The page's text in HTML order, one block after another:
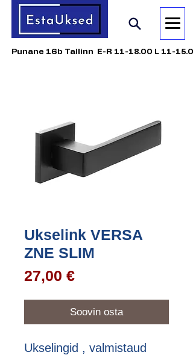
Punane 16b Tallinn E-R 11-18.00 L 11-
Ukselink VERSA
ZNE SLIM
27,00 €Price
Soovin osta
Ukselingid , valmistaud